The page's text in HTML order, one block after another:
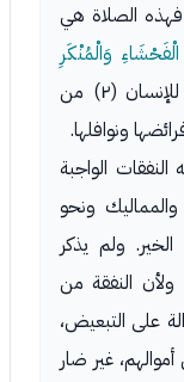
فهذه الصلاة هي
وَالْمُنْكَرِ
وهي التي يترتب عليها الثواب. فلا ثواب للإنسان (٢) من
ونوافلها.
الواجبة
والمماليك ونحو
ولم يذكر
ولأن النفقة من
على التبعيض،
غير ضار